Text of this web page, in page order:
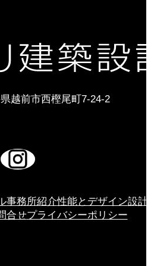
越前市西樫尾町7-24-2
事務所紹介性能とデザイン設計
合せプライバシーポリシー